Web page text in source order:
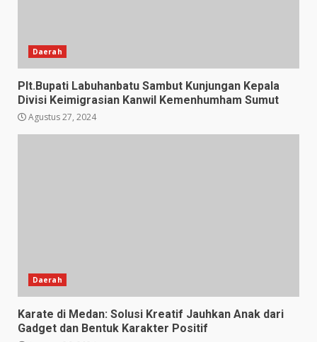
Daerah
Plt.Bupati Labuhanbatu Sambut Kunjungan Kepala
Divisi Keimigrasian Kanwil Kemenhumham Sumut
Agustus 27, 2024
Daerah
Karate di Medan: Solusi Kreatif Jauhkan Anak dari
Gadget dan Bentuk Karakter Positif